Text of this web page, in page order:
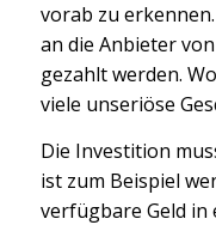
vorab zu
an die Anbieter
gezahlt werden.
viele unseriöse
Die Investition
ist zum Beispiel
verfügbare Geld in